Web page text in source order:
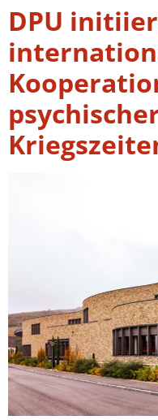
DPU